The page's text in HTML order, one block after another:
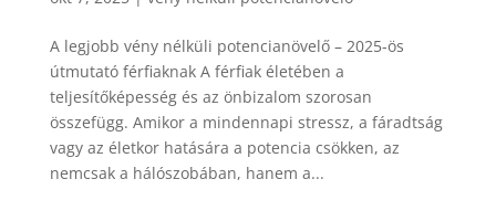
A legjobb vény nélküli potencianövelő – 2025-ös
útmutató férfiaknak A férfiak életében a
teljesítőképesség és az önbizalom szorosan
összefügg. Amikor a mindennapi stressz, a fáradtság
vagy az életkor hatására a potencia csökken, az
nemcsak a hálószobában, hanem a...